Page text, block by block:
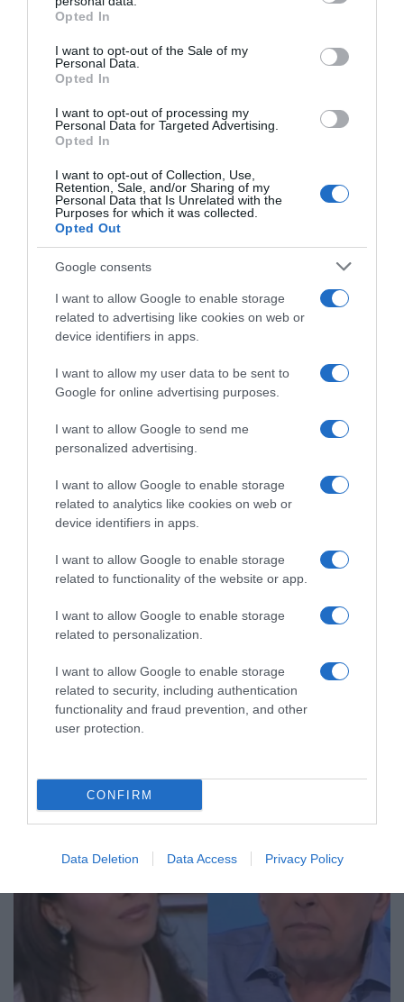
grant or deny consent to Google and its third-party tags to
use your data for below specified purposes in below Google
consent section.
Opted In
I want to opt-out of the Sale of my
Personal Data.
Opted In
I want to opt-out of processing my
Personal Data for Targeted Advertising.
Opted In
I want to opt-out of Collection, Use,
Retention, Sale, and/or Sharing of my
Personal Data that Is Unrelated with the
Purposes for which it was collected.
Opted Out
Google consents
I want to allow Google to enable storage
related to advertising like cookies on web or
device identifiers in apps.
I want to allow my user data to be sent to
Google for online advertising purposes.
I want to allow Google to send me
personalized advertising.
I want to allow Google to enable storage
related to analytics like cookies on web or
device identifiers in apps.
I want to allow Google to enable storage
related to functionality of the website or app.
I want to allow Google to enable storage
related to personalization.
I want to allow Google to enable storage
related to security, including authentication
functionality and fraud prevention, and other
user protection.
CONFIRM
Data Deletion Data Access Privacy Policy
Κατερίνα Καινούργιου σε Λεμπιδάκη: “Έχεις
μιλήσει με την Αντελίνα;” – “Της είπα ότι είναι
έγκλημα να βγει στην εκπομπή του Λιάγκα”
"Μίλησα με την Αντελίνα λίγες ώρες πριν πάει στον
Λιάγκα..."
26.03.2025 - 12:35
Σταματίνα Τσιμτσιλή για Αντελίνα
Βαρθακούρη: “Πρέπει να την πείραξε πάρα
πολύ αυτό που έγινε με τη Σίσσυ Χρηστίδου”
"Ήθελε να γίνει ξεκάθαρο τι την πείραξε..."